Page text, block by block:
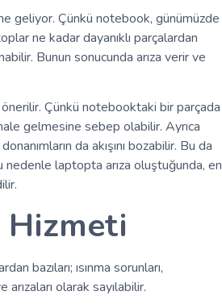
geliyor. Çünkü notebook, günümüzde
ne kadar dayanıklı parçalardan
Bunun sonucunda arıza verir ve
Çünkü notebooktaki bir parçada
gelmesine sebep olabilir. Ayrıca
da akışını bozabilir. Bu da
nedenle laptopta arıza oluştuğunda, en
Hizmeti
bazıları; ısınma sorunları,
arızaları olarak sayılabilir.